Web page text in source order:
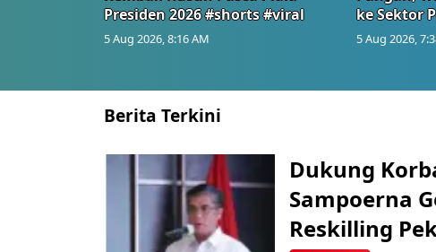
Presiden 2026 #shorts #viral
5 Aug 2026, 8:16 AM
ke Sektor
5 Aug 2026,
Berita Terkini
Dukung
Sampoerna
Reskilling